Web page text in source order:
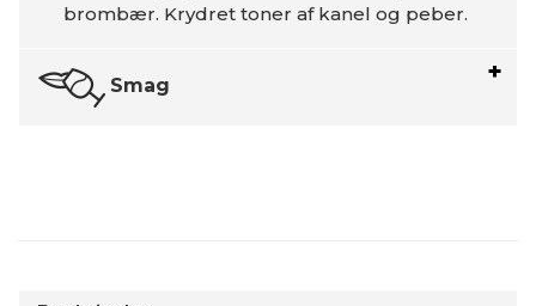
brombær. Krydret toner af kanel og peber.
Smag